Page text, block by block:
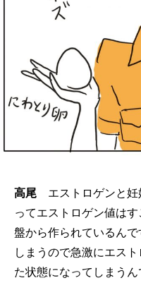
高尾 エストロゲンと妊
ってエストロゲン値は
盤から作られているん
しまうので急激にエス
た状態になってしまうん